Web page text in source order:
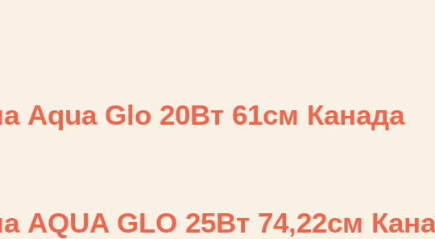
Aqua Glo 20Вт 61см Канада
AQUA GLO 25Bт 74,22см